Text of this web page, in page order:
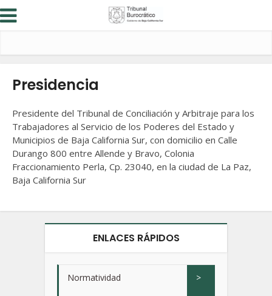
Presidencia
Presidente del Tribunal de Conciliación y Arbitraje para los
Trabajadores al Servicio de los Poderes del Estado y
Municipios de Baja California Sur, con domicilio en Calle
Durango 800 entre Allende y Bravo, Colonia
Fraccionamiento Perla, Cp. 23040, en la ciudad de La Paz,
Baja California Sur
ENLACES RÁPIDOS
Normatividad >